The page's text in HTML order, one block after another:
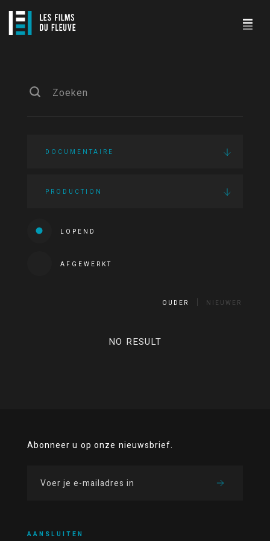
DOCUMENTAIRE
PRODUCTION
LOPEND
AFGEWERKT
OUDER NIEUWER
NO RESULT
Abonneer u op onze nieuwsbrief.
AANSLUITEN